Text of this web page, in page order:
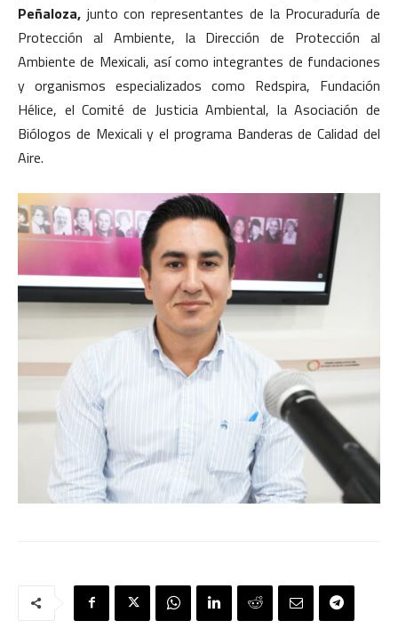
Peñaloza, junto con representantes de la Procuraduría de
Protección al Ambiente, la Dirección de Protección al
Ambiente de Mexicali, así como integrantes de fundaciones
y organismos especializados como Redspira, Fundación
Hélice, el Comité de Justicia Ambiental, la Asociación de
Biólogos de Mexicali y el programa Banderas de Calidad del
Aire.